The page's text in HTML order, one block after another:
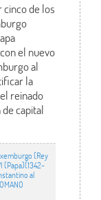
de los
el nuevo
al
la
reinado
de capital
(Rey
(Papa)(1342-
al